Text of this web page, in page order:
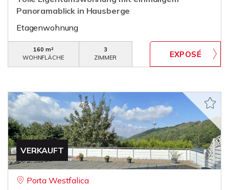
Panoramablick in Hausberge
Etagenwohnung
160 m²
WOHNFLÄCHE
3
ZIMMER
VERKAUFT
Porta Westfalica